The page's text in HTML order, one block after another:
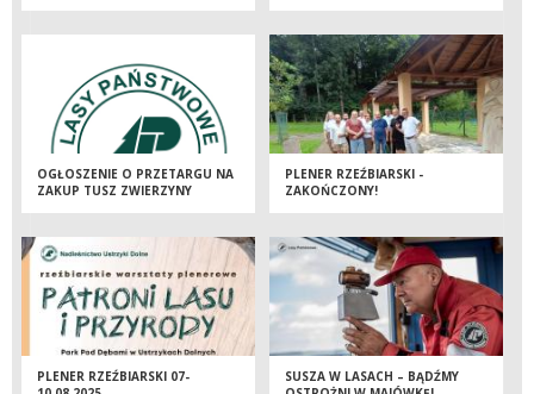
OGŁOSZENIE O PRZETARGU NA
ZAKUP TUSZ ZWIERZYNY
PLENER RZEŹBIARSKI -
ZAKOŃCZONY!
PLENER RZEŹBIARSKI 07-
SUSZA W LASACH – BĄDŹMY